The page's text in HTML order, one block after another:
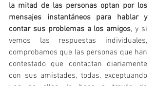
la mitad de las personas optan por los
mensajes instantáneos para hablar y
contar sus problemas a los amigos, y si
vemos las respuestas individuales,
comprobamos que las personas que han
contestado que contactan diariamente
con sus amistades, todas, exceptuando